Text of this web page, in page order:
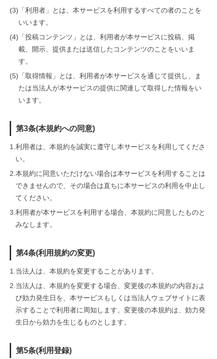
(3) 「利用者」とは、本サービスを利用するすべての者のことを
いいます。
(4) 「投稿コンテンツ」とは、利用者が本サービスに投稿、掲
載、開示、提供または送信したコンテンツのことをいいま
す。
(5) 「取得情報」とは、利用者が本サービスを通じて提供し、ま
たは当法人が本サービスの提供に関連して取得した情報をい
います。
第3条(本規約への同意)
1. 利用者は、本規約を誠実に遵守し本サービスを利用してくださ
い。
2. 本規約に同意いただけない場合は本サービスを利用することは
できませんので、その場合は直ちに本サービスの利用を中止し
てください。
3. 利用者が本サービスを利用する場合、本規約に同意したものと
みなします。
第4条(利用規約の変更)
1. 当法人は、本規約を変更することがあります。
2. 当法人は、本規約を変更する場合、変更後の本規約の内容およ
び効力発生日を、本サービスもしくは当法人ウェブサイトに表
示することで利用者に周知します。変更後の本規約は、効力発
生日から効力を生じるものとします。
第5条(利用登録)